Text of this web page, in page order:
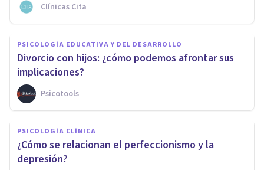
Clínicas Cita
PSICOLOGÍA EDUCATIVA Y DEL DESARROLLO
Divorcio con hijos: ¿cómo podemos afrontar sus
implicaciones?
Psicotools
PSICOLOGÍA CLÍNICA
¿Cómo se relacionan el perfeccionismo y la
depresión?